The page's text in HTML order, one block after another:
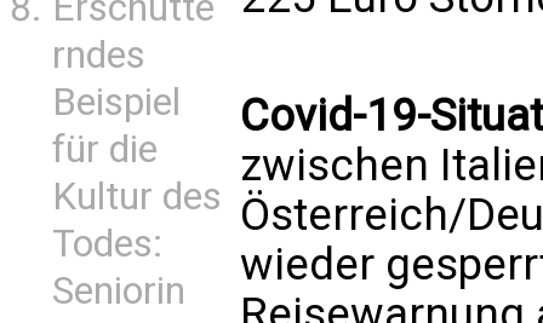
rndes
Beispiel
für die
Kultur des
Todes:
Seniorin
Covid-19-
zwischen
Österreich/
wieder